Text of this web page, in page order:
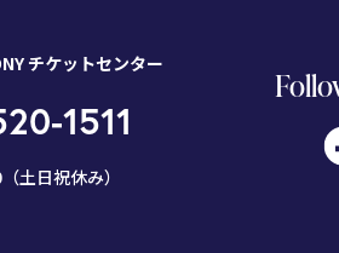
チケットセンター
1511
土日祝休み）